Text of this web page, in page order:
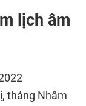
lịch âm
tháng Nhâm